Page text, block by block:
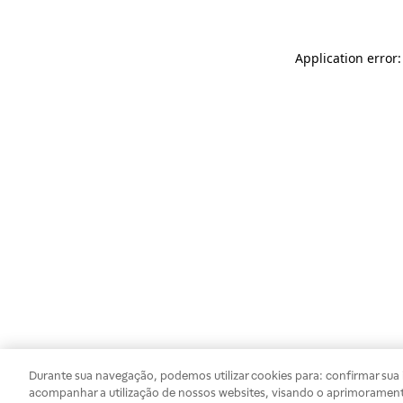
Application
Durante sua navegação, podemos utilizar cookies para: confirmar
acompanhar a utilização de nossos websites, visando o